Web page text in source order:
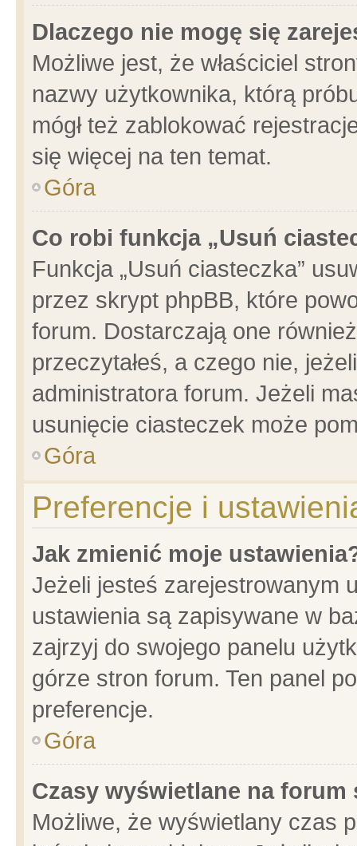
Dlaczego nie mogę się
Możliwe jest, że właściciel
nazwy użytkownika, którą
mógł też zablokować
się więcej na ten temat.
Góra
Co robi funkcja „Usuń
Funkcja „Usuń ciasteczka”
przez skrypt phpBB, które
forum. Dostarczają one
przeczytałeś, a czego nie,
administratora forum. Jeżeli
usunięcie ciasteczek może
Góra
Preferencje i
Jak zmienić moje
Jeżeli jesteś zarejestrowanym
ustawienia są zapisywane w
zajrzyj do swojego panelu
górze stron forum. Ten panel
preferencje.
Góra
Czasy wyświetlane na forum
Możliwe, że wyświetlany czas